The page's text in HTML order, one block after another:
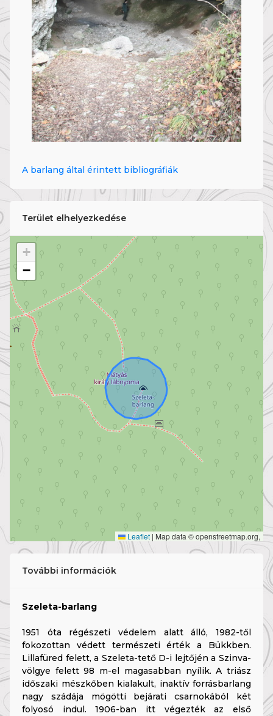
A barlang által érintett bibliográfiák
Terület elhelyezkedése
+
−
Leaflet | Map data © openstreetmap.org,
További információk
Szeleta-barlang
1951 óta régészeti védelem alatt álló, 1982-től
fokozottan védett természeti érték a Bükkben.
Lillafüred felett, a Szeleta-tető D-i lejtőjén a Szinva-
völgye felett 98 m-el magasabban nyílik. A triász
időszaki mészkőben kialakult, inaktív forrásbarlang
nagy szádája mögötti bejárati csarnokából két
folyosó indul. 1906-ban itt végezték az első